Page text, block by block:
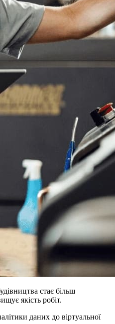
стає більш
якість робіт.
даних до віртуальної